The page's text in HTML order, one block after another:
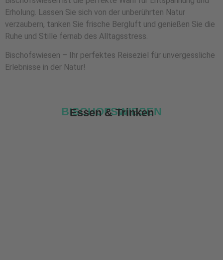
Erholung. Lassen Sie sich von der unberührten Natur
verzaubern, tanken Sie frische Bergluft und genießen Sie die
Ruhe und Stille fernab des Alltagsstress.
Bischofswiesen – Ihr perfektes Reiseziel für unvergessliche
Erlebnisse in der Natur!
BISCHOFSWIESEN
Essen & Trinken